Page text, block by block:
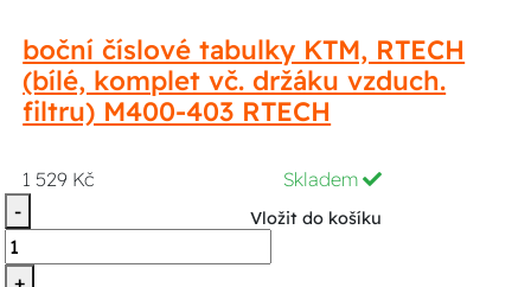
boční číslové tabulky KTM, RTECH
(bílé, komplet vč. držáku vzduch.
filtru) M400-403 RTECH
1 529 Kč
Skladem
-
Vložit do košíku